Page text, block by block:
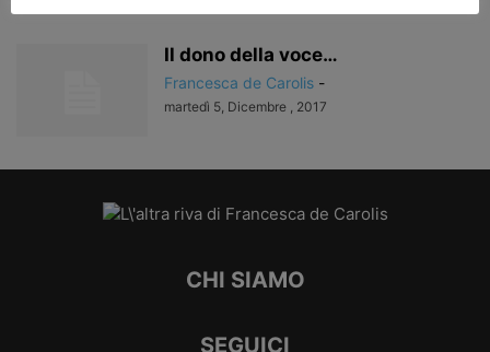
Il dono della voce…
Francesca de Carolis -
martedì 5, Dicembre , 2017
CHI SIAMO
SEGUICI